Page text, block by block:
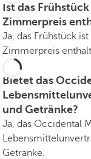
Ist das
Zimmerpreis
Ja, das Frühstück
Zimmerpreis
Bietet das
und Getränke?
Ja, das Occidental
Getränke.